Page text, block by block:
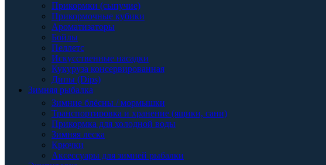
Прикормки (сыпучие)
Прикормочные кубики
Ароматизаторы
Бойлы
Пеллетс
Искусственные насадки
Кукуруза консервированная
Дипы (Dips)
Зимняя рыбалка
Зимние блёсны / мормышки
Транспортировка и хранение (ящики, сани)
Прикормка для холодной воды
Зимняя леска
Крючки
Аксессуары для зимней рыбалки